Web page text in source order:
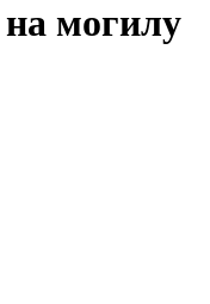
могилу